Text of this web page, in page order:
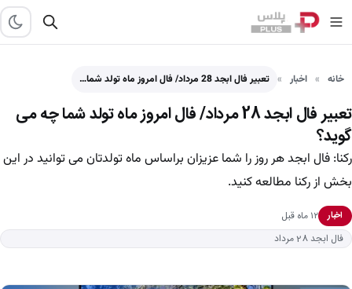
خانه اخبار تعبیر فال ابجد 28 مرداد/ فال امروز ماه تولد شما…
تعبیر فال ابجد 28 مرداد/ فال امروز ماه تولد شما چه می
گوید؟
رکنا: فال ابجد هر روز را شما عزیزان براساس ماه تولدتان می توانید در این
بخش از رکنا مطالعه کنید.
اخبار
۱۲ ماه قبل
فال ابجد 28 مرداد